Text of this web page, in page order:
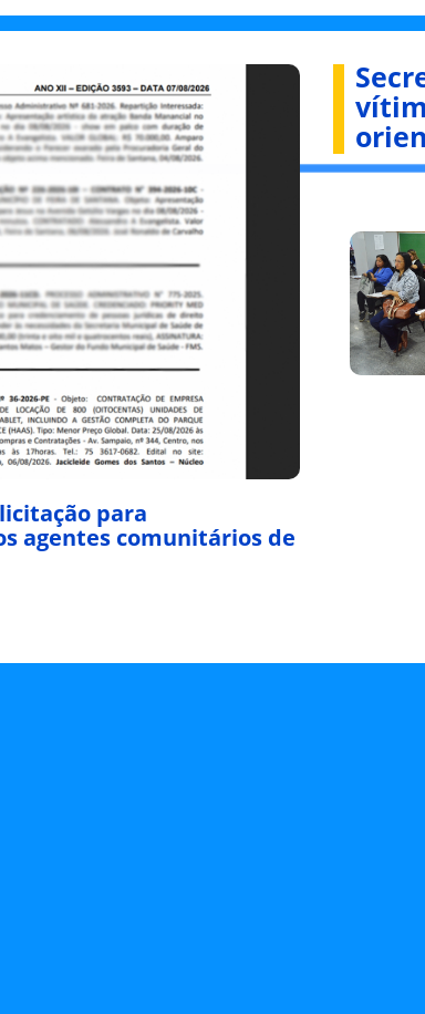
para
agentes comunitários de